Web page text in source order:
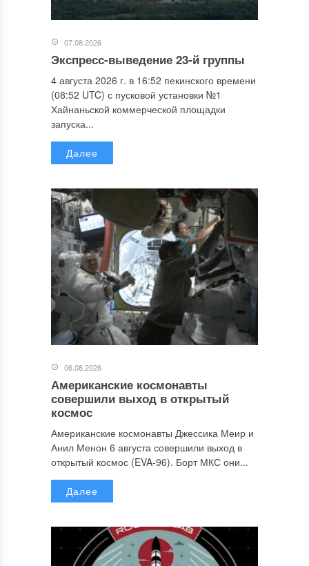
07.08.2026
Экспресс-выведение 23-й группы
4 августа 2026 г. в 16:52 пекинского времени
(08:52 UTC) с пусковой установки №1
Хайнаньской коммерческой площадки
запуска...
Далее
06.08.2026
Американские космонавты
совершили выход в открытый
космос
Американские космонавты Джессика Меир и
Анил Менон 6 августа совершили выход в
открытый космос (EVA-96). Борт МКС они...
Далее